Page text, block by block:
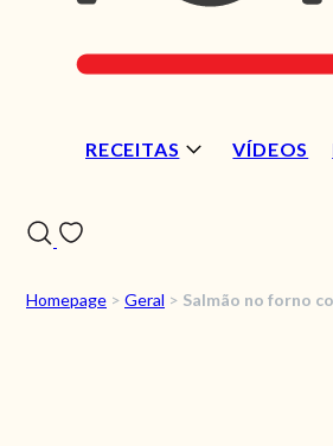
RECEITAS VÍDEOS
Homepage > Geral > Salmão no forno